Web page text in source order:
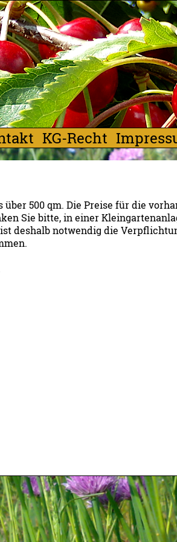
KG-Recht
500 qm. Die Preise für die
Sie bitte, in einer
deshalb notwendig die